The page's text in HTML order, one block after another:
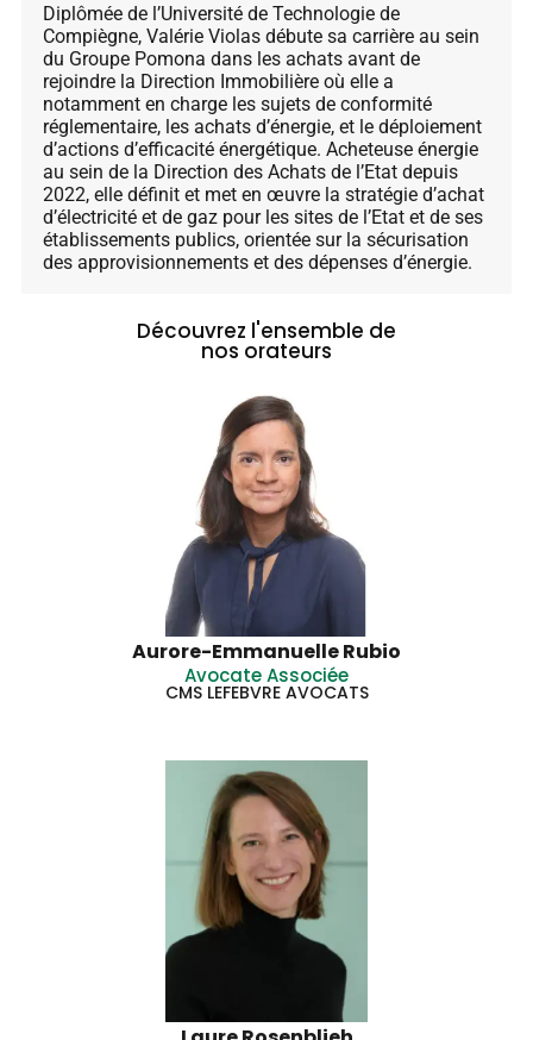
Diplômée de l’Université de Technologie de
Compiègne, Valérie Violas débute sa carrière au sein
du Groupe Pomona dans les achats avant de
rejoindre la Direction Immobilière où elle a
notamment en charge les sujets de conformité
réglementaire, les achats d’énergie, et le déploiement
d’actions d’efficacité énergétique. Acheteuse énergie
au sein de la Direction des Achats de l’Etat depuis
2022, elle définit et met en œuvre la stratégie d’achat
d’électricité et de gaz pour les sites de l’Etat et de ses
établissements publics, orientée sur la sécurisation
des approvisionnements et des dépenses d’énergie.
Découvrez l'ensemble de
nos orateurs
Aurore-Emmanuelle Rubio
Avocate Associée
CMS LEFEBVRE AVOCATS